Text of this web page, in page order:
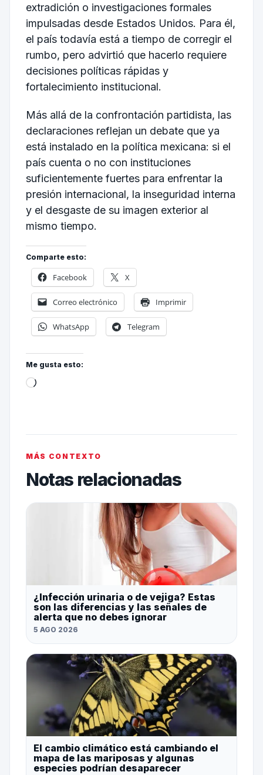
extradición o investigaciones formales
impulsadas desde Estados Unidos. Para él,
el país todavía está a tiempo de corregir el
rumbo, pero advirtió que hacerlo requiere
decisiones políticas rápidas y
fortalecimiento institucional.
Más allá de la confrontación partidista, las
declaraciones reflejan un debate que ya
está instalado en la política mexicana: si el
país cuenta o no con instituciones
suficientemente fuertes para enfrentar la
presión internacional, la inseguridad interna
y el desgaste de su imagen exterior al
mismo tiempo.
Comparte esto:
Facebook X
Correo electrónico Imprimir
WhatsApp Telegram
Me gusta esto:
MÁS CONTEXTO
Notas relacionadas
¿Infección urinaria o de vejiga? Estas
son las diferencias y las señales de
alerta que no debes ignorar
5 AGO 2026
El cambio climático está cambiando el
mapa de las mariposas y algunas
especies podrían desaparecer